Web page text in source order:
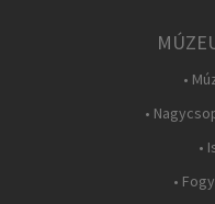
•
•
•
•